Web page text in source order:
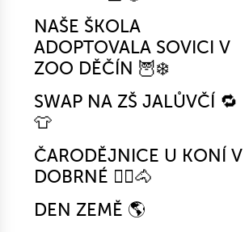
NAŠE ŠKOLA
ADOPTOVALA SOVICI V
ZOO DĚČÍN 🦉❄️
SWAP NA ZŠ JALŮVČÍ 🔁
👕
ČARODĚJNICE U KONÍ V
DOBRNÉ 🧙‍♀️🐴
DEN ZEMĚ 🌎